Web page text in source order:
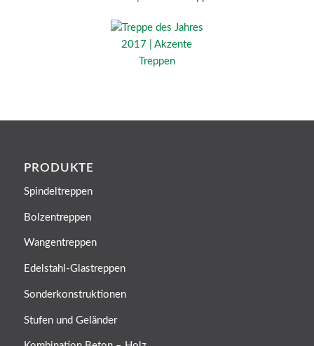
PRODUKTE
Spindeltreppen
Bolzentreppen
Wangentreppen
Edelstahl-Glastreppen
Sonderkonstruktionen
Stufen und Geländer